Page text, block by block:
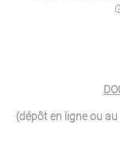
(dépôt en ligne ou